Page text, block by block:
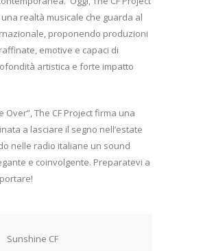
realtà musicale che guarda al
proponendo produzioni
emotive e capaci di
artistica e forte impatto
Over”, The CF Project firma una
a lasciare il segno nell’estate
nelle radio italiane un sound
e coinvolgente. Preparatevi a
Sunshine CF